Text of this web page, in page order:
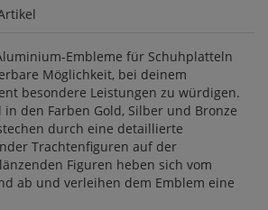
Embleme für Schuhplatteln
Möglichkeit, bei deinem
besondere Leistungen zu würdigen.
in den Farben Gold, Silber und Bronze
durch eine detaillierte
Trachtenfiguren auf der
Figuren heben sich vom
ab und verleihen dem Emblem eine